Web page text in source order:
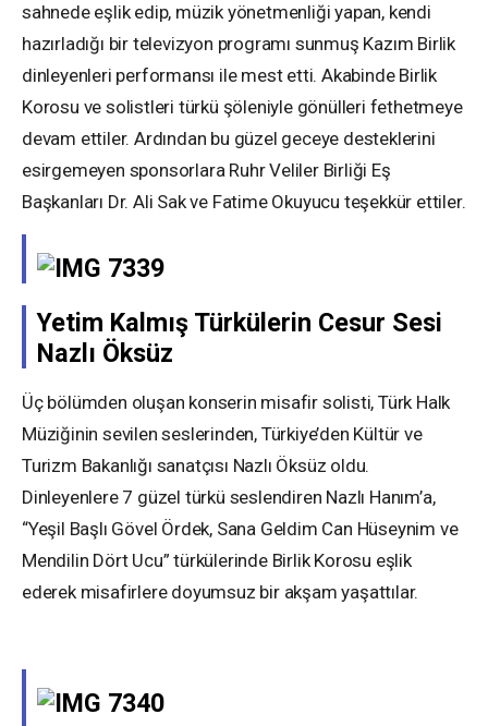
sahnede eşlik edip, müzik yönetmenliği yapan, kendi
hazırladığı bir televizyon programı sunmuş Kazım Birlik
dinleyenleri performansı ile mest etti. Akabinde Birlik
Korosu ve solistleri türkü şöleniyle gönülleri fethetmeye
devam ettiler. Ardından bu güzel geceye desteklerini
esirgemeyen sponsorlara Ruhr Veliler Birliği Eş
Başkanları Dr. Ali Sak ve Fatime Okuyucu teşekkür ettiler.
Yetim Kalmış Türkülerin Cesur Sesi
Nazlı Öksüz
Üç bölümden oluşan konserin misafir solisti, Türk Halk
Müziğinin sevilen seslerinden, Türkiye’den Kültür ve
Turizm Bakanlığı sanatçısı Nazlı Öksüz oldu.
Dinleyenlere 7 güzel türkü seslendiren Nazlı Hanım’a,
“Yeşil Başlı Gövel Ördek, Sana Geldim Can Hüseynim ve
Mendilin Dört Ucu” türkülerinde Birlik Korosu eşlik
ederek misafirlere doyumsuz bir akşam yaşattılar.